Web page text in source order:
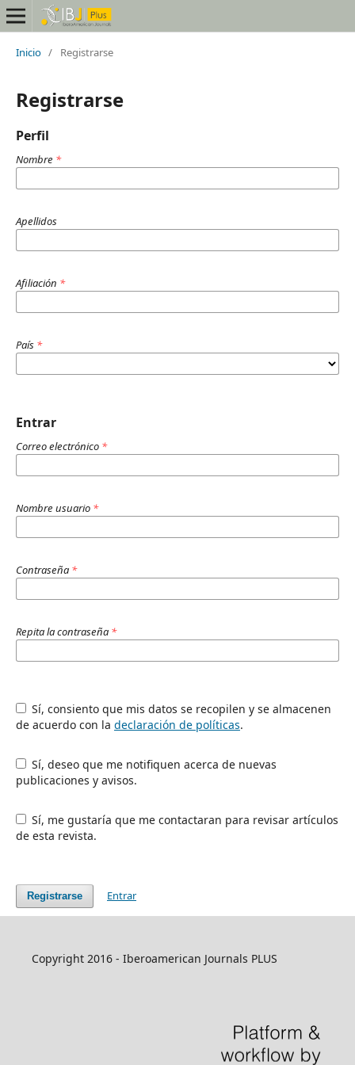
Inicio / Registrarse
Registrarse
Perfil
Nombre *
Apellidos
Afiliación *
País *
Entrar
Correo electrónico *
Nombre usuario *
Contraseña *
Repita la contraseña *
Sí, consiento que mis datos se recopilen y se almacenen
de acuerdo con la declaración de políticas.
Sí, deseo que me notifiquen acerca de nuevas
publicaciones y avisos.
Sí, me gustaría que me contactaran para revisar artículos
de esta revista.
Registrarse Entrar
Copyright 2016 - Iberoamerican Journals PLUS